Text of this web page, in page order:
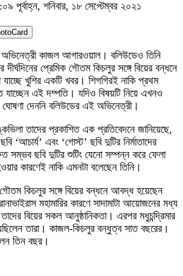
পূর্বাহ্ন, শনিবার, ১৮ সেপ্টেম্বর ২০২১
অভিনেত্রী কাজল আগারওয়াল। বলিউডেও তিনি
প্রেমিক গৌতম কিচলুর সঙ্গে বিয়ের বন্ধনে
খুশির একটি খবর। শিগগিরই নাকি প্রথম
যাচ্ছেন এই দম্পতি। যদিও বিষয়টি নিয়ে এখনও
দেননি বলিউডের এই অভিনেত্রী।
তাদের প্রকাশিত এক প্রতিবেদনে জানিয়েছে,
‘আচার্য’ এবং ‘গোস্ট’ ছবি দুটির নির্মাতাদের
ছবি দুটির শুটিং যেনো সম্পন্ন করে ফেলা
কারণেই নাকি এমনটা বলেছেন তিনি।
কিচলুর সঙ্গে বিয়ের বন্ধনে আবদ্ধ হয়েছেন
মহামারির কারণে সাদামাটা আয়োজনের মধ্য
বিয়ের সকল আনুষ্ঠানিকতা। এরপর মধুচন্দ্রিমার
তারা। কাজল-কিচলুর বন্ধুত্ব সাত বছরের।
তিন বছর।